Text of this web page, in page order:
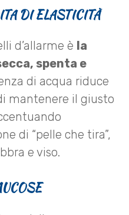
DI ELASTICITÀ
d’allarme è la
spenta e
di acqua riduce
mantenere il giusto
di “pelle che tira”,
e viso.